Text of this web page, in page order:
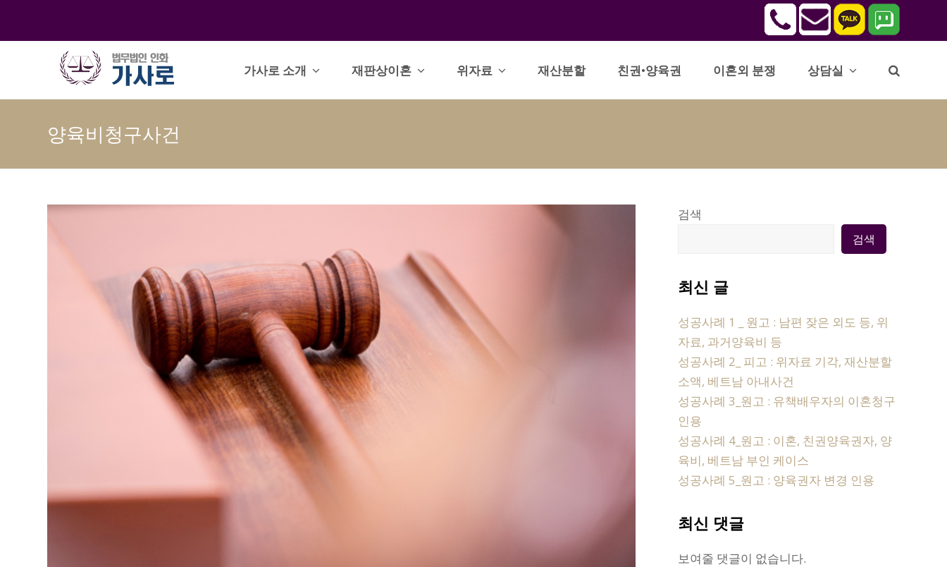
가사로 소개 재판상이혼 위자료 재산분할 친권•양육권 이혼외 분쟁 상담실
양육비청구사건
검색
검색
최신 글
성공사례 1 _ 원고 : 남편 잦은 외도 등, 위
자료, 과거양육비 등
성공사례 2_ 피고 : 위자료 기각, 재산분할
소액, 베트남 아내사건
성공사례 3_원고 : 유책배우자의 이혼청구
인용
성공사례 4_원고 : 이혼, 친권양육권자, 양
육비, 베트남 부인 케이스
성공사례 5_원고 : 양육권자 변경 인용
최신 댓글
보여줄 댓글이 없습니다.